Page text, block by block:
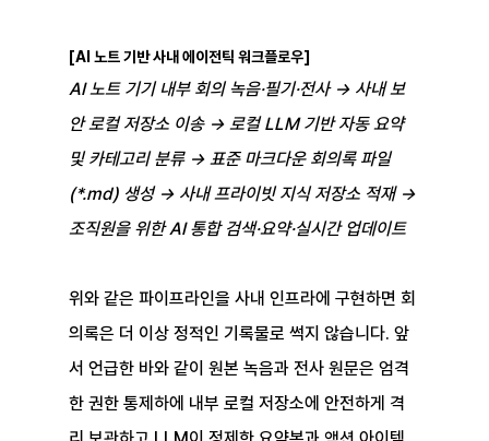
[AI 노트 기반 사내 에이전틱 워크플로우]
AI 노트 기기 내부 회의 녹음·필기·전사 → 사내 보
안 로컬 저장소 이송 → 로컬 LLM 기반 자동 요약
및 카테고리 분류 → 표준 마크다운 회의록 파일
(*.md) 생성 → 사내 프라이빗 지식 저장소 적재 →
조직원을 위한 AI 통합 검색·요약·실시간 업데이트
위와 같은 파이프라인을 사내 인프라에 구현하면 회
의록은 더 이상 정적인 기록물로 썩지 않습니다. 앞
서 언급한 바와 같이 원본 녹음과 전사 원문은 엄격
한 권한 통제하에 내부 로컬 저장소에 안전하게 격